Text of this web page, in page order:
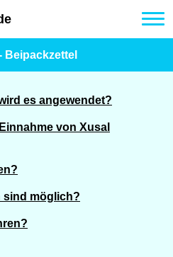
Beipackzettel
es angewendet?
von Xusal
sind möglich?